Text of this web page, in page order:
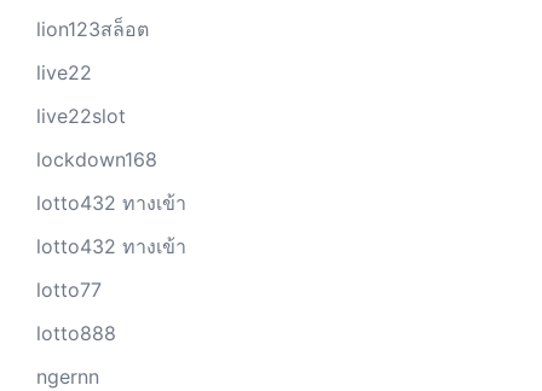
lion123สล็อต
live22
live22slot
lockdown168
lotto432 ทางเข้า
lotto432 ทางเข้า
lotto77
lotto888
ngernn